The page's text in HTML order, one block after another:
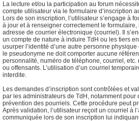
La lecture et/ou la participation au forum
compte utilisateur via le formulaire d’inscription
Lors de son inscription, l’utilisateur s’engage à
à jour et à renseigner correctement le formulaire,
adresse de courrier électronique (courriel). Il
un compte de nature à induire TdH ou les tiers
usurper l’identité d’une autre personne physique
le pseudonyme ne doit comporter aucune
personnalité, numéro de téléphone, courriel,
ou offensants. L’utilisation d’un courriel
interdite.
Les demandes d’inscription sont contrôlées et
par les administrateurs de TdH, notamment pour
prévention des pourriels. Cette procédure peut
Après validation, l’utilisateur reçoit un courriel à
communiquée lors de son inscription lui